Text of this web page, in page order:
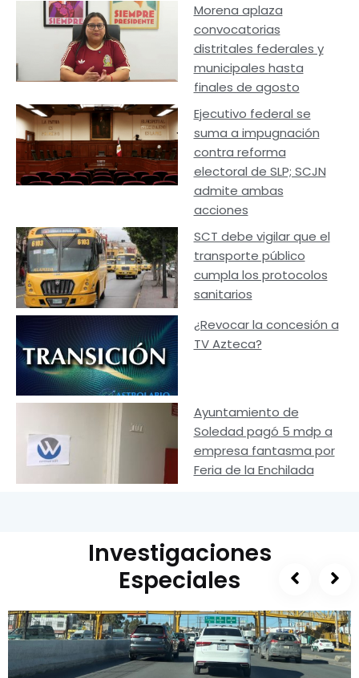
Morena aplaza
convocatorias
distritales federales y
municipales hasta
finales de agosto
Ejecutivo federal se
suma a impugnación
contra reforma
electoral de SLP; SCJN
admite ambas
acciones
SCT debe vigilar que el
transporte público
cumpla los protocolos
sanitarios
¿Revocar la concesión a
TV Azteca?
Ayuntamiento de
Soledad pagó 5 mdp a
empresa fantasma por
Feria de la Enchilada
Investigaciones
Especiales